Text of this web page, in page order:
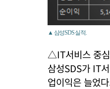
▲ 삼성SDS 실적.
△IT서비스 중
삼성SDS가 IT
업이익은 늘었